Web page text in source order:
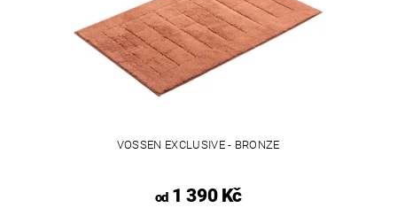
VOSSEN EXCLUSIVE - BRONZE
od1 390 Kč